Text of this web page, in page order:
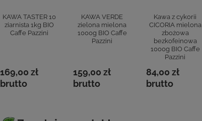
KAWA TASTER 10
ziarnista 1kg BIO
Caffe Pazzini
169,00 zł
brutto
KAWA VERDE
zielona mielona
1000g BIO Caffe
Pazzini
159,00 zł
brutto
Kawa z cykorii
CICORIA mielona
zbożowa
bezkofeinowa
1000g BIO Caffe
Pazzini
84,00 zł
brutto